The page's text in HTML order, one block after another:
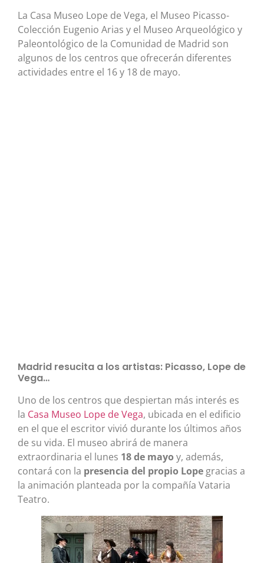
La Casa Museo Lope de Vega, el Museo Picasso-
Colección Eugenio Arias y el Museo Arqueológico y
Paleontológico de la Comunidad de Madrid son
algunos de los centros que ofrecerán diferentes
actividades entre el 16 y 18 de mayo.
Madrid resucita a los artistas: Picasso, Lope de
Vega…
Uno de los centros que despiertan más interés es
la Casa Museo Lope de Vega, ubicada en el edificio
en el que el escritor vivió durante los últimos años
de su vida. El museo abrirá de manera
extraordinaria el lunes 18 de mayo y, además,
contará con la presencia del propio Lope gracias a
la animación planteada por la compañía Vataria
Teatro.